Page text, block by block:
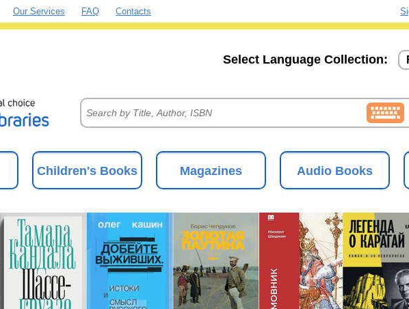
Our Services FAQ Contacts
Select Language Collection:
Children's Books Magazines Audio Books